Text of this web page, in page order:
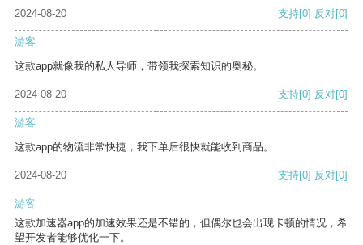
2024-08-20
支持[0] 反对[0]
游客
这款app就像我的私人导师，带领我探索知识的奥秘。
2024-08-20 支持[0] 反对[0]
游客
这款app的物流非常快捷，我下单后很快就能收到商品。
2024-08-20 支持[0] 反对[0]
游客
这款加速器app的加速效果还是不错的，但偶尔也会出现卡顿的情况，希
望开发者能够优化一下。